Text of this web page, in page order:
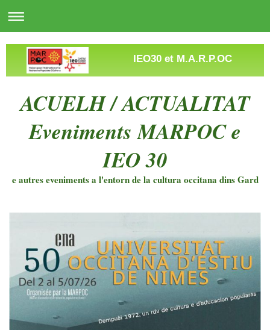
IEO30 et M.A.R.P.OC
ACUELH / ACTUALITAT
Eveniments MARPOC e
IEO 30
e autres eveniments a l'entorn de la cultura occitana dins Gard